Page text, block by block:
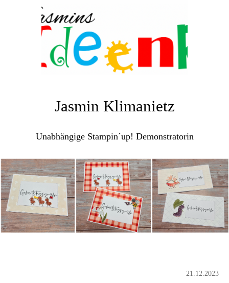
Jasmin Klimanietz
Unabhängige Stampin´up! Demonstratorin
21.12.2023